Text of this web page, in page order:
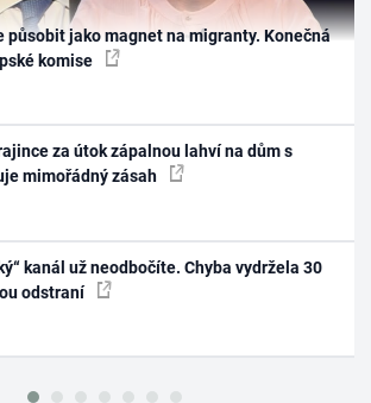
působit jako magnet na migranty. Konečná
komise
za útok zápalnou lahví na dům s
mimořádný zásah
kanál už neodbočíte. Chyba vydržela 30
odstraní